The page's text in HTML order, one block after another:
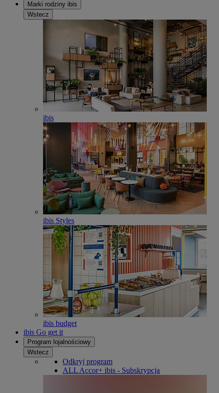
Marki rodziny ibis
Wstecz
ibis
ibis Styles
ibis budget
ibis Go get it
Program lojalnościowy
Wstecz
Odkryj program
ALL Accor+ ibis - Subskrypcja